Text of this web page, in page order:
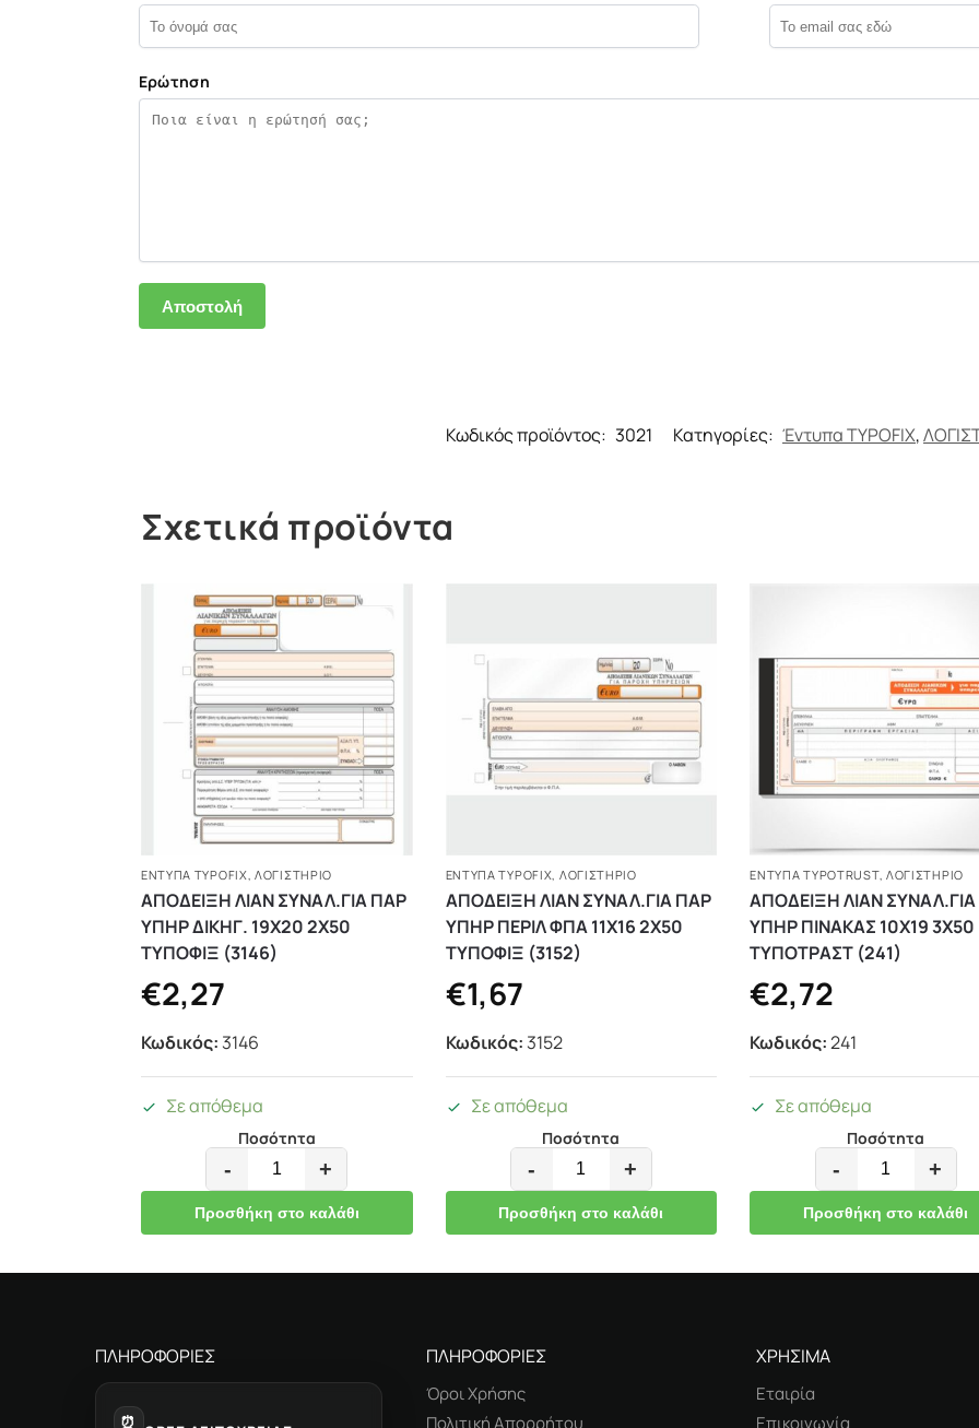
Ερώτηση
Κωδικός προϊόντος: 3021 Κατηγορίες: Έντυπα TYPOFIX,
Σχετικά προϊόντα
ΈΝΤΥΠΑ TYPOFIX ,ΛΟΓΙΣΤΗΡΙΟ
ΑΠΟΔΕΙΞΗ ΛΙΑΝ ΣΥΝΑΛ.ΓΙΑ ΠΑΡ
ΥΠΗΡ ΔΙΚΗΓ. 19Χ20 2Χ50
ΤΥΠΟΦΙΞ (3146)
€2,27
Κωδικός: 3146
Σε απόθεμα
Ποσότητα
- +
Προσθήκη στο καλάθι
ΈΝΤΥΠΑ TYPOFIX ΛΟΓΙΣΤΗΡΙΟ
ΑΠΟΔΕΙΞΗ ΛΙΑΝ ΣΥΝΑΛ.ΓΙΑ ΠΑΡ
ΥΠΗΡ ΠΕΡΙΛ ΦΠΑ 11Χ16 2Χ50
ΤΥΠΟΦΙΞ (3152)
€1,67
Κωδικός: 3152
Σε απόθεμα
Ποσότητα
- +
Προσθήκη στο καλάθι
ΈΝΤΥΠΑ TYPOTRUST, ΛΟΓΙΣΤΗΡΙΟ
ΑΠΟΔΕΙΞΗ ΛΙΑΝ
ΥΠΗΡ ΠΙΝΑΚΑΣ 10Χ19 3Χ50
ΤΥΠΟΤΡΑΣΤ (241)
€2,72
Κωδικός:241
Σε απόθεμα
Ποσότητα
- +
Προσθήκη στο καλάθι
ΠΛΗΡΟΦΟΡΙΕΣ
⏰
ΠΛΗΡΟΦΟΡΙΕΣ
Όροι Χρήσης
ΧΡΗΣΙΜΑ
Εταιρία